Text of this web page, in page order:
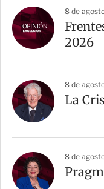
a
r
t
8 de
2026
8 de
La
8 de